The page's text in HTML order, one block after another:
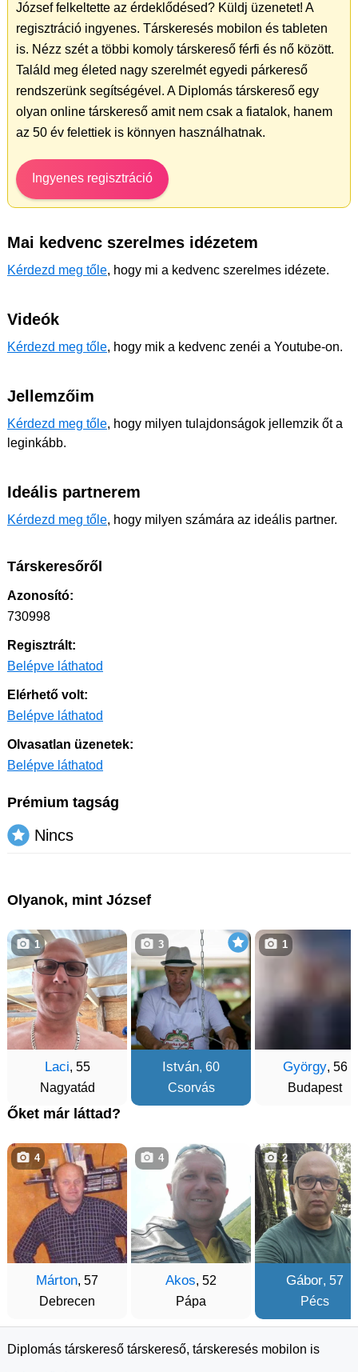
József felkeltette az érdeklődésed? Küldj üzenetet! A
regisztráció ingyenes. Társkeresés mobilon és tableten
is. Nézz szét a többi komoly társkereső férfi és nő között.
Találd meg életed nagy szerelmét egyedi párkereső
rendszerünk segítségével. A Diplomás társkereső egy
olyan online társkereső amit nem csak a fiatalok, hanem
az 50 év felettiek is könnyen használhatnak.
Ingyenes regisztráció
Mai kedvenc szerelmes idézetem
Kérdezd meg tőle, hogy mi a kedvenc szerelmes idézete.
Videók
Kérdezd meg tőle, hogy mik a kedvenc zenéi a Youtube-on.
Jellemzőim
Kérdezd meg tőle, hogy milyen tulajdonságok jellemzik őt a
leginkább.
Ideális partnerem
Kérdezd meg tőle, hogy milyen számára az ideális partner.
Társkeresőről
Azonosító:
730998
Regisztrált:
Belépve láthatod
Elérhető volt:
Belépve láthatod
Olvasatlan üzenetek:
Belépve láthatod
Prémium tagság
Nincs
Olyanok, mint József
Laci, 55
Nagyatád
1
István, 60
Csorvás
3
György, 56
Budapest
1
Őket már láttad?
Márton, 57
Debrecen
4
Akos, 52
Pápa
4
Gábor, 57
Pécs
2
Diplomás társkereső társkereső, társkeresés mobilon is